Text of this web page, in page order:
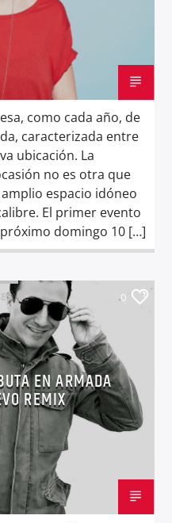
como cada año, de
caracterizada entre
ubicación. La
no es otra que
amplio espacio idóneo
El primer evento
domingo 10 […]
0
EN ARMADA
REMIX